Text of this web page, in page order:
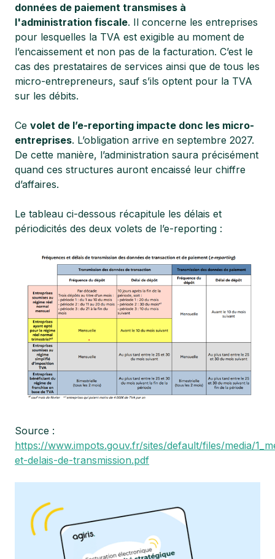
données de paiement transmises à
l'administration fiscale. Il concerne les entreprises
pour lesquelles la TVA est exigible au moment de
l’encaissement et non pas de la facturation. C’est le
cas des prestataires de services ainsi que de tous les
micro-entrepreneurs, sauf s’ils optent pour la TVA
sur les débits.
Ce volet de l’e-reporting impacte donc les micro-
entreprises. L’obligation arrive en septembre 2027.
De cette manière, l’administration saura précisément
quand ces structures auront encaissé leur chiffre
d’affaires.
Le tableau ci-dessous récapitule les délais et
périodicités des deux volets de l’e-reporting :
Source :
https://www.impots.gouv.fr/sites/default/files/media/
et-delais-de-transmission.pdf